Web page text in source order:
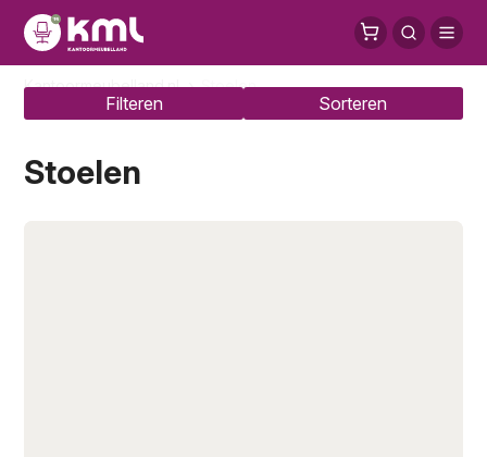
Kantoormeubelland.nl Stoelen
Stoelen
Volgorde
Populair
Filteren Sorteren